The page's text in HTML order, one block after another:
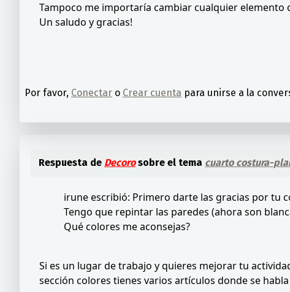
Tampoco me importaría cambiar cualquier elemento
Un saludo y gracias!
Por favor, Conectar o Crear cuenta para unirse a la
Respuesta de Decorosobre el tema cuarto costura-
irune escribió: Primero darte las gracias por tu
Tengo que repintar las paredes (ahora son
Qué colores me aconsejas?
Si es un lugar de trabajo y quieres mejorar tu
sección colores tienes varios artículos donde se